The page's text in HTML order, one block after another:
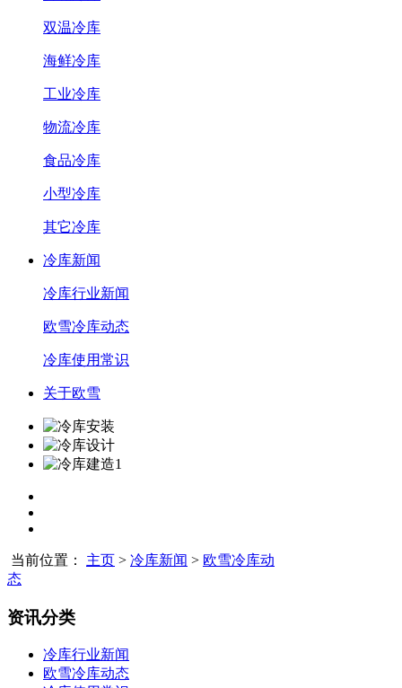
双温冷库
海鲜冷库
工业冷库
物流冷库
食品冷库
小型冷库
其它冷库
冷库新闻
冷库行业新闻
欧雪冷库动态
冷库使用常识
关于欧雪
当前位置： 主页 > 冷库新闻 > 欧雪冷库动
态
资讯分类
冷库行业新闻
欧雪冷库动态